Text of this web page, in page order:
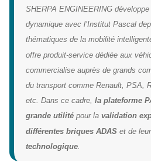
SHERPA ENGINEERING
dynamique avec l’Institut Pascal
thématiques de la mobilité
offre produit-service dédiée aux
commercialise auprès de grands
du transport comme Renault, PSA,
etc. Dans ce cadre, la plateforme
grande utilité pour la validation
différentes briques ADAS et de leur
technologique